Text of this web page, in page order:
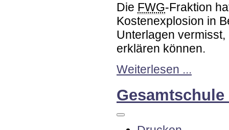
Die FWG-Fraktion
Kostenexplosion in
Unterlagen
erklären können.
Weiterlesen ...